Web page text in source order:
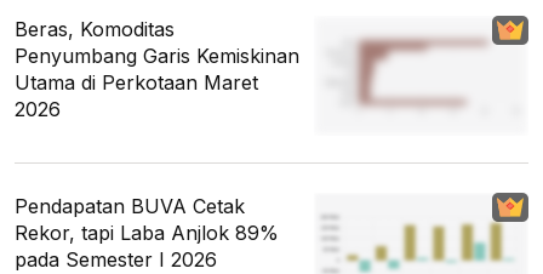
Beras, Komoditas
Penyumbang Garis Kemiskinan
Utama di Perkotaan Maret
2026
Pendapatan BUVA Cetak
Rekor, tapi Laba Anjlok 89%
pada Semester I 2026